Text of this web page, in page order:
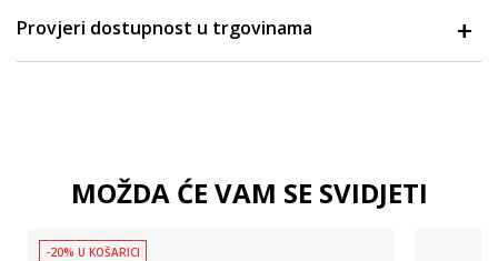
Provjeri dostupnost u trgovinama
MOŽDA ĆE VAM SE SVIDJETI
-20% U KOŠARICI